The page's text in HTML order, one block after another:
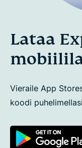
Lataa
Vieraile App
koodi